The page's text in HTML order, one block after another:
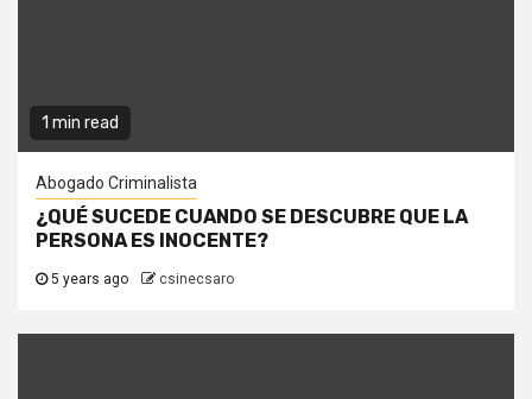
1 min read
Abogado Criminalista
¿QUÉ SUCEDE CUANDO SE DESCUBRE QUE LA
PERSONA ES INOCENTE?
5 years ago csinecsaro